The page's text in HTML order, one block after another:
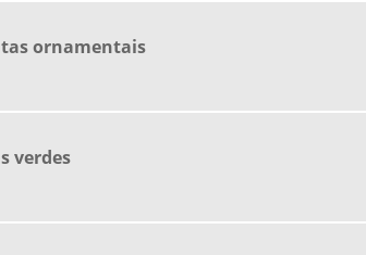
ornamentais
verdes